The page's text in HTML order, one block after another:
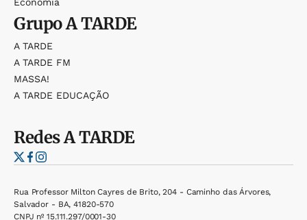
GrupoA TARDE
A TARDE
A TARDE FM
MASSA!
A TARDE EDUCAÇÃO
RedesA TARDE
Rua Professor Milton Cayres de Brito, 204 - Caminho das Árvores,
Salvador - BA, 41820-570
CNPJ nº 15.111.297/0001-30